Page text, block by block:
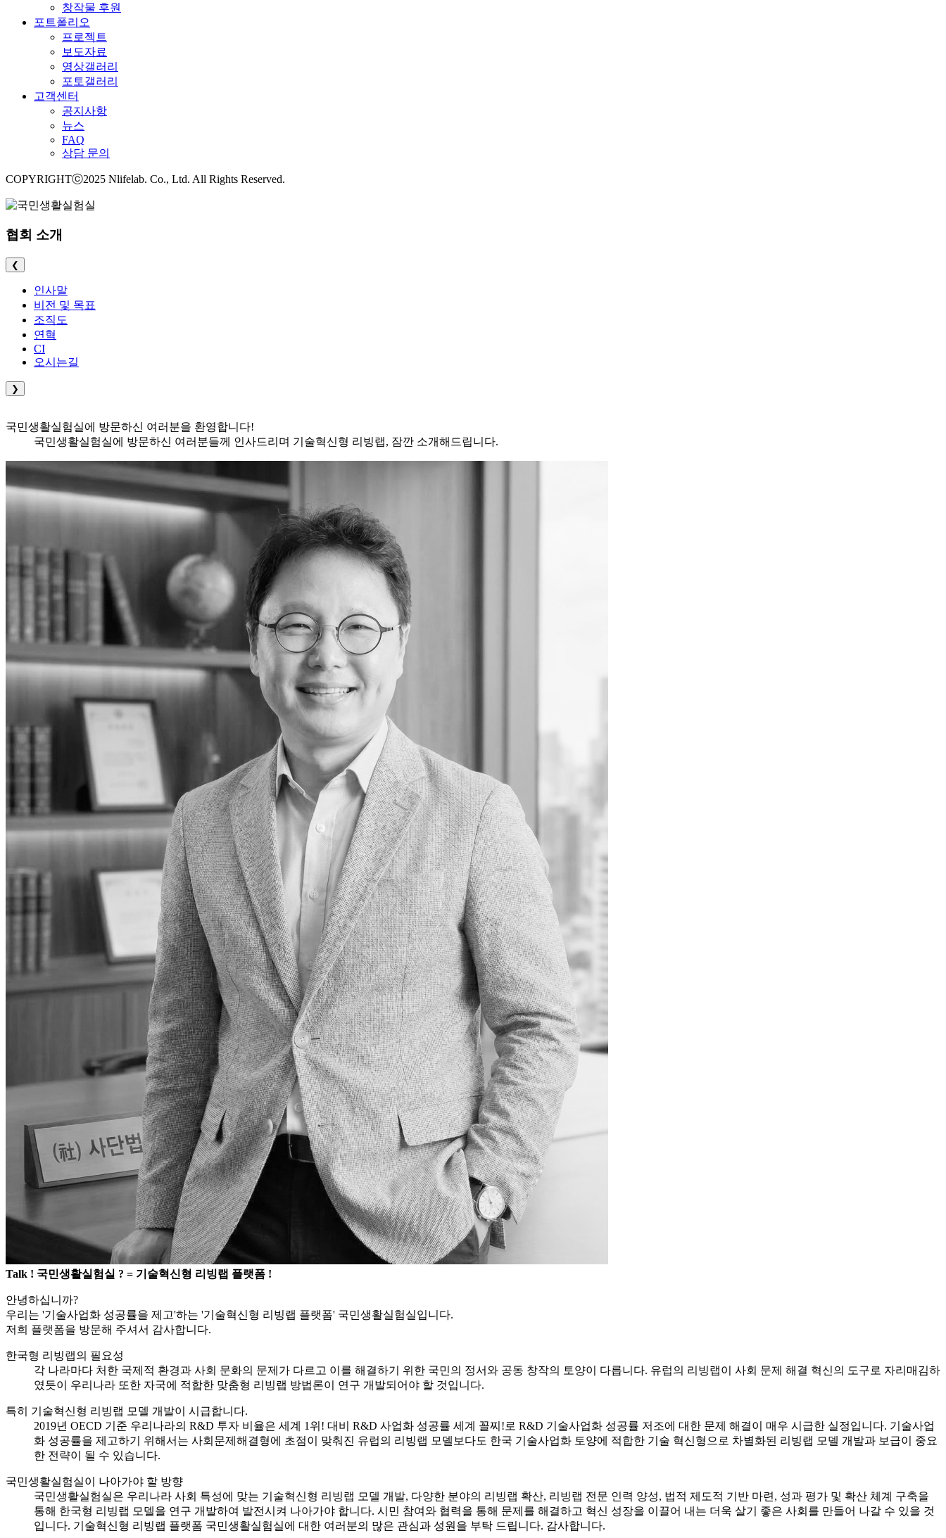
창작물 후원
포트폴리오
프로젝트
보도자료
영상갤러리
포토갤러리
고객센터
공지사항
뉴스
FAQ
상담 문의
COPYRIGHTⓒ2025 Nlifelab. Co., Ltd. All Rights Reserved.
협회 소개
❮
인사말
비전 및 목표
조직도
연혁
CI
오시는길
❯
국민생활실험실에 방문하신 여러분을 환영합니다!
국민생활실험실에 방문하신 여러분들께 인사드리며 기술혁신형 리빙랩, 잠깐 소개해드립니다.
Talk ! 국민생활실험실 ? = 기술혁신형 리빙랩 플랫폼 !
안녕하십니까?
우리는 '기술사업화 성공률을 제고'하는 '기술혁신형 리빙랩 플랫폼' 국민생활실험실입니다.
저희 플랫폼을 방문해 주셔서 감사합니다.
한국형 리빙랩의 필요성
각 나라마다 처한 국제적 환경과 사회 문화의 문제가 다르고 이를 해결하기 위한 국민의 정서와 공동 창작의 토양이 다릅니다. 유럽의 리빙랩이 사회 문제 해결 혁신의 도구로 자리매김하
였듯이 우리나라 또한 자국에 적합한 맞춤형 리빙랩 방법론이 연구 개발되어야 할 것입니다.
특히 기술혁신형 리빙랩 모델 개발이 시급합니다.
2019년 OECD 기준 우리나라의 R&D 투자 비율은 세계 1위! 대비 R&D 사업화 성공률 세계 꼴찌!로 R&D 기술사업화 성공률 저조에 대한 문제 해결이 매우 시급한 실정입니다. 기술사업
화 성공률을 제고하기 위해서는 사회문제해결형에 초점이 맞춰진 유럽의 리빙랩 모델보다도 한국 기술사업화 토양에 적합한 기술 혁신형으로 차별화된 리빙랩 모델 개발과 보급이 중요
한 전략이 될 수 있습니다.
국민생활실험실이 나아가야 할 방향
국민생활실험실은 우리나라 사회 특성에 맞는 기술혁신형 리빙랩 모델 개발, 다양한 분야의 리빙랩 확산, 리빙랩 전문 인력 양성, 법적 제도적 기반 마련, 성과 평가 및 확산 체계 구축을
통해 한국형 리빙랩 모델을 연구 개발하여 발전시켜 나아가야 합니다. 시민 참여와 협력을 통해 문제를 해결하고 혁신 성장을 이끌어 내는 더욱 살기 좋은 사회를 만들어 나갈 수 있을 것
입니다. 기술혁신형 리빙랩 플랫폼 국민생활실험실에 대한 여러분의 많은 관심과 성원을 부탁 드립니다. 감사합니다.